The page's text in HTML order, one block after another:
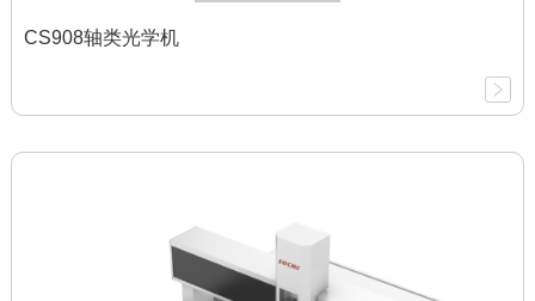
CS908轴类光学机